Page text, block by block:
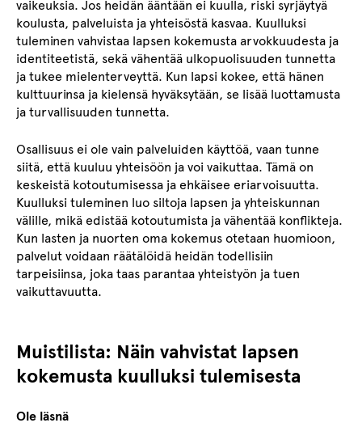
vaikeuksia. Jos heidän ääntään ei kuulla, riski syrjäytyä
koulusta, palveluista ja yhteisöstä kasvaa. Kuulluksi
tuleminen vahvistaa lapsen kokemusta arvokkuudesta ja
identiteetistä, sekä vähentää ulkopuolisuuden tunnetta
ja tukee mielenterveyttä. Kun lapsi kokee, että hänen
kulttuurinsa ja kielensä hyväksytään, se lisää luottamusta
ja turvallisuuden tunnetta.
Osallisuus ei ole vain palveluiden käyttöä, vaan tunne
siitä, että kuuluu yhteisöön ja voi vaikuttaa. Tämä on
keskeistä kotoutumisessa ja ehkäisee eriarvoisuutta.
Kuulluksi tuleminen luo siltoja lapsen ja yhteiskunnan
välille, mikä edistää kotoutumista ja vähentää konflikteja.
Kun lasten ja nuorten oma kokemus otetaan huomioon,
palvelut voidaan räätälöidä heidän todellisiin
tarpeisiinsa, joka taas parantaa yhteistyön ja tuen
vaikuttavuutta.
Muistilista: Näin vahvistat lapsen
kokemusta kuulluksi tulemisesta
Ole läsnä